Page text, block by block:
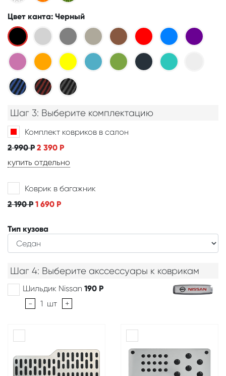
Цвет канта: Черный
Шаг 3: Выберите комплектацию
Комплект ковриков в салон
2 990Р 2 390 Р
купить отдельно
Коврик в багажник
2 190Р 1 690 Р
Тип кузова
Шаг 4: Выберите акссессуары к коврикам
Шильдик Nissan 190 Р
-
1 шт +